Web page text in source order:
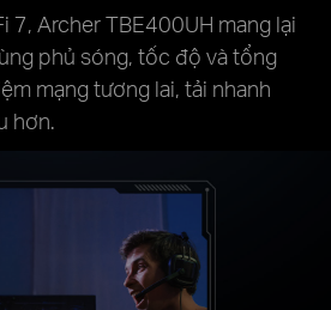
7, Archer TBE400UH mang lại
phủ sóng, tốc độ và tổng
mạng tương lai, tải nhanh
hơn.